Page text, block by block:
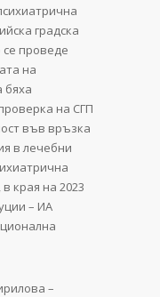
градска
се проведе
на
бяха
на СГП
във връзка
в лечебни
края на 2023
– ИА
–